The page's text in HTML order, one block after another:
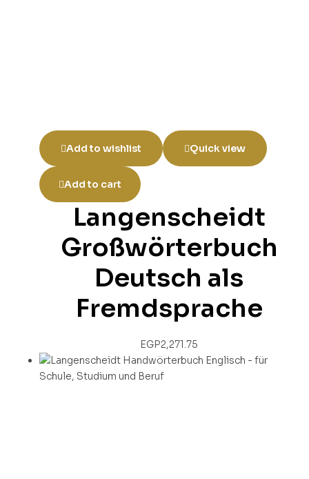
Add to wishlist Quick view
Add to cart
Langenscheidt
Großwörterbuch
Deutsch als
Fremdsprache
EGP2,271.75